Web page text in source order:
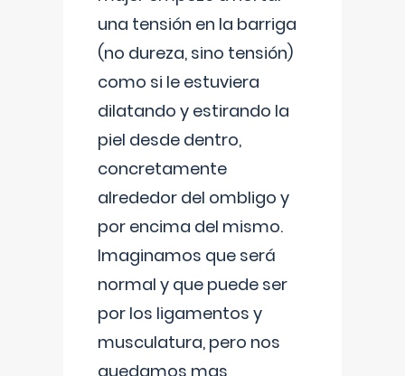
una tensión en la barriga
(no dureza, sino tensión)
como si le estuviera
dilatando y estirando la
piel desde dentro,
concretamente
alrededor del ombligo y
por encima del mismo.
Imaginamos que será
normal y que puede ser
por los ligamentos y
musculatura, pero nos
quedamos mas